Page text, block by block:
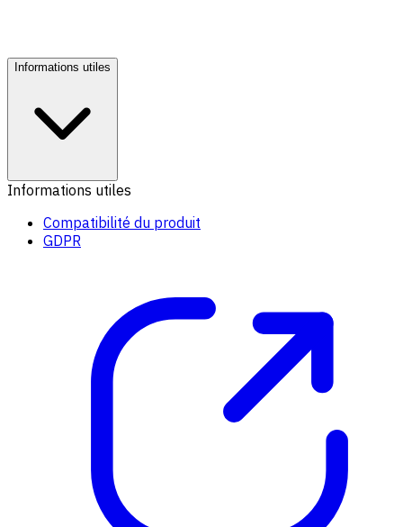
Informations utiles
Informations utiles
Compatibilité du produit
GDPR